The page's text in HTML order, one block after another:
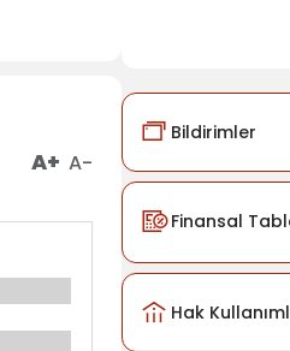
A+ A-
Bildirimler
Finansal
Hak